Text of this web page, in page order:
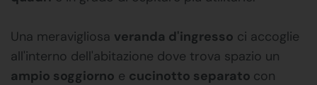
Una meravigliosa veranda d'ingresso ci accoglie
all'interno dell'abitazione dove trova spazio un
ampio soggiorno e cucinotto separato con